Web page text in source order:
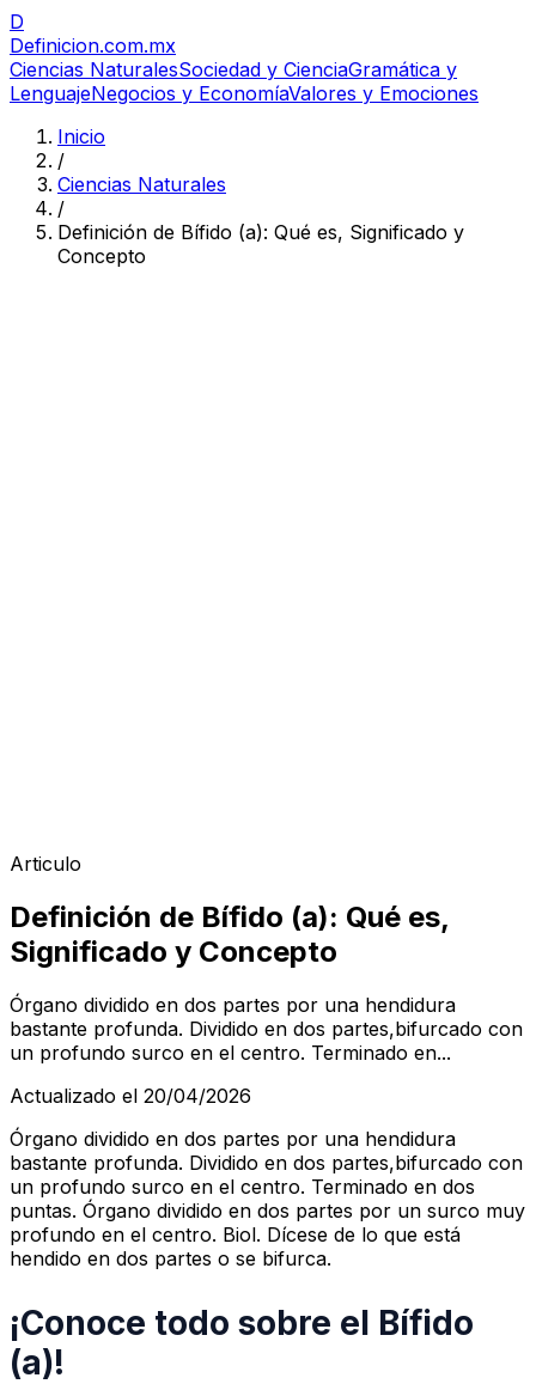
D
Definicion.com.mx
Ciencias NaturalesSociedad y CienciaGramática y
LenguajeNegocios y EconomíaValores y Emociones
Inicio
/
Ciencias Naturales
/
Definición de Bífido (a): Qué es, Significado y
Concepto
Articulo
Definición de Bífido (a): Qué es,
Significado y Concepto
Órgano dividido en dos partes por una hendidura
bastante profunda. Dividido en dos partes,bifurcado con
un profundo surco en el centro. Terminado en...
Actualizado el 20/04/2026
Órgano dividido en dos partes por una hendidura
bastante profunda. Dividido en dos partes,bifurcado con
un profundo surco en el centro. Terminado en dos
puntas. Órgano dividido en dos partes por un surco muy
profundo en el centro. Biol. Dícese de lo que está
hendido en dos partes o se bifurca.
¡Conoce todo sobre el Bífido
(a)!